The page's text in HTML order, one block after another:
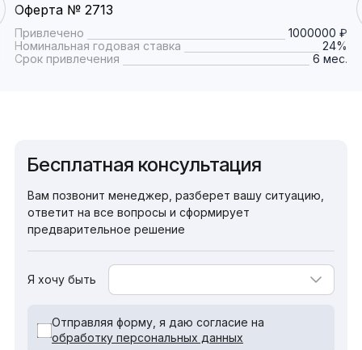
Оферта № 2713
Привлечено
1000000 ₽
Номинальная годовая ставка
24%
Срок привлечения
6 мес.
Бесплатная консультация
Вам позвонит менеджер, разберет вашу ситуацию,
ответит на все вопросы и сформирует
предварительное решение
Я хочу быть
Отправляя форму, я даю согласие на
обработку персональных данных